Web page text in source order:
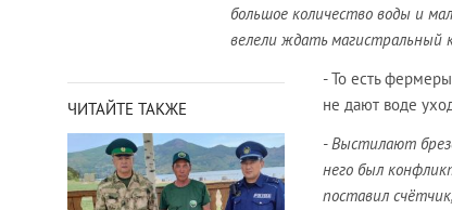
большое количество воды и
велели ждать магистральный
ЧИТАЙТЕ ТАКЖЕ
- То есть
не дают воде
- Выстилают
него был
поставил